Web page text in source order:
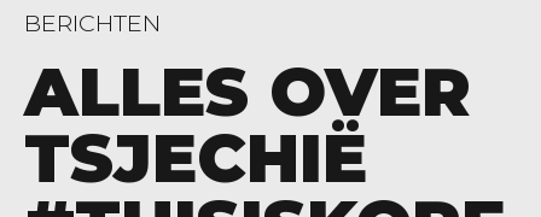
BERICHTEN
ALLES OVER
TSJECHIË